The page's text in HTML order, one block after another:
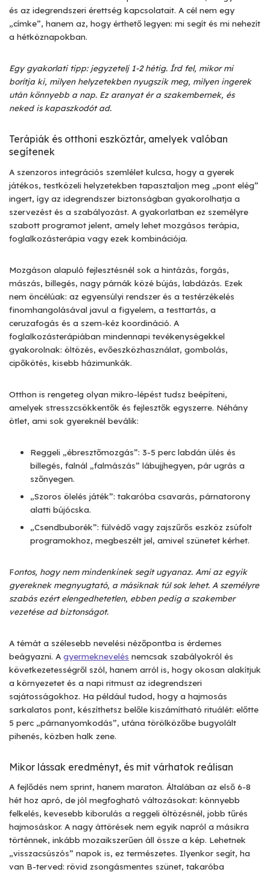
és az idegrendszeri érettség kapcsolatait. A cél nem egy
„címke”, hanem az, hogy érthető legyen: mi segít és mi nehezít
a hétköznapokban.
Egy gyakorlati tipp: jegyzetelj 1-2 hétig. Írd fel, mikor mi
borítja ki, milyen helyzetekben nyugszik meg, milyen ingerek
után könnyebb a nap. Ez aranyat ér a szakembernek, és
neked is kapaszkodót ad.
Terápiák és otthoni eszköztár, amelyek valóban
segítenek
A szenzoros integrációs szemlélet kulcsa, hogy a gyerek
játékos, testközeli helyzetekben tapasztaljon meg „pont elég”
ingert, így az idegrendszer biztonságban gyakorolhatja a
szervezést és a szabályozást. A gyakorlatban ez személyre
szabott programot jelent, amely lehet mozgásos terápia,
foglalkozásterápia vagy ezek kombinációja.
Mozgáson alapuló fejlesztésnél sok a hintázás, forgás,
mászás, billegés, nagy párnák közé bújás, labdázás. Ezek
nem öncélúak: az egyensúlyi rendszer és a testérzékelés
finomhangolásával javul a figyelem, a testtartás, a
ceruzafogás és a szem-kéz koordináció. A
foglalkozásterápiában mindennapi tevékenységekkel
gyakorolnak: öltözés, evőeszközhasználat, gombolás,
cipőkötés, kisebb házimunkák.
Otthon is rengeteg olyan mikro-lépést tudsz beépíteni,
amelyek stresszcsökkentők és fejlesztők egyszerre. Néhány
ötlet, ami sok gyereknél beválik:
Reggeli „ébresztőmozgás”: 3-5 perc labdán ülés és
billegés, falnál „falmászás” lábujjhegyen, pár ugrás a
szőnyegen.
„Szoros ölelés játék”: takaróba csavarás, párnatorony
alatti bújócska.
„Csendbuborék”: fülvédő vagy zajszűrős eszköz zsúfolt
programokhoz, megbeszélt jel, amivel szünetet kérhet.
Fontos, hogy nem mindenkinek segít ugyanaz. Ami az egyik
gyereknek megnyugtató, a másiknak túl sok lehet. A személyre
szabás ezért elengedhetetlen, ebben pedig a szakember
vezetése ad biztonságot.
A témát a szélesebb nevelési nézőpontba is érdemes
beágyazni. A gyermeknevelés nemcsak szabályokról és
következetességről szól, hanem arról is, hogy okosan alakítjuk
a környezetet és a napi ritmust az idegrendszeri
sajátosságokhoz. Ha például tudod, hogy a hajmosás
sarkalatos pont, készíthetsz belőle kiszámítható rituálét: előtte
5 perc „párnanyomkodás”, utána törölközőbe bugyolált
pihenés, közben halk zene.
Mikor lássak eredményt, és mit várhatok reálisan
A fejlődés nem sprint, hanem maraton. Általában az első 6-8
hét hoz apró, de jól megfogható változásokat: könnyebb
felkelés, kevesebb kiborulás a reggeli öltözésnél, jobb tűrés
hajmosáskor. A nagy áttörések nem egyik napról a másikra
történnek, inkább mozaikszerűen áll össze a kép. Lehetnek
„visszacsúszós” napok is, ez természetes. Ilyenkor segít, ha
van B-terved: rövid zsongásmentes szünet, takaróba